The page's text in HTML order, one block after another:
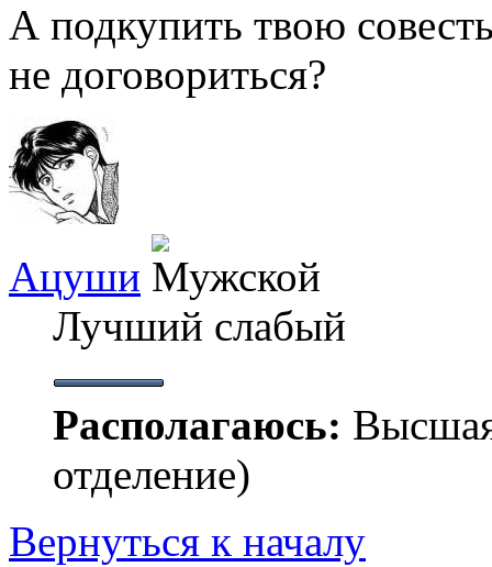
А подкупить твою
не договориться?
Ацуши
Лучший слабый
Располагаюсь:
отделение)
Вернуться к началу